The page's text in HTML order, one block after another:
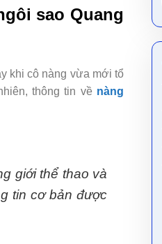
sao Quang
khi cô nàng vừa mới tổ
thông tin về nàng
giới thể thao và
tin cơ bản được